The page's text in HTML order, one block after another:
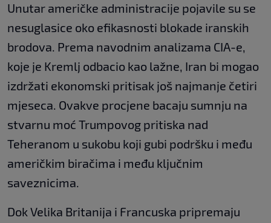
Unutar američke administracije pojavile su se
nesuglasice oko efikasnosti blokade iranskih
brodova. Prema navodnim analizama CIA-e,
koje je Kremlj odbacio kao lažne, Iran bi mogao
izdržati ekonomski pritisak još najmanje četiri
mjeseca. Ovakve procjene bacaju sumnju na
stvarnu moć Trumpovog pritiska nad
Teheranom u sukobu koji gubi podršku i među
američkim biračima i među ključnim
saveznicima.
Dok Velika Britanija i Francuska pripremaju